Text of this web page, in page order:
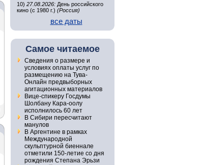
10) 27.08.2026: День российского
кино (с 1980 г.) (Россия)
все даты
Самое читаемое
Сведения о размере и
условиях оплаты услуг по
размещению на Тува-
Онлайн предвыборных
агитационных материалов
Вице-спикеру Госдумы
Шолбану Кара-оолу
исполнилось 60 лет
В Сибири пересчитают
манулов
В Аргентине в рамках
Международной
скульптурной биеннале
отметили 150-летие со дня
рождения Степана Эрьзи